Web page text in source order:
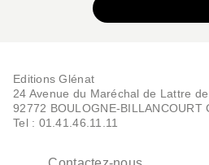
Editions Glénat
24 Avenue du Maréchal de Lattre
92772 BOULOGNE-BILLANCOURT
Tel : 01.41.46.11.11